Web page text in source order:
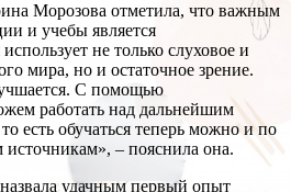
Морозова отметила, что важным
и учебы является
не только слуховое и
мира, но и остаточное зрение.
С помощью
работать над дальнейшим
есть обучаться теперь можно и по
– пояснила она.
удачным первый опыт